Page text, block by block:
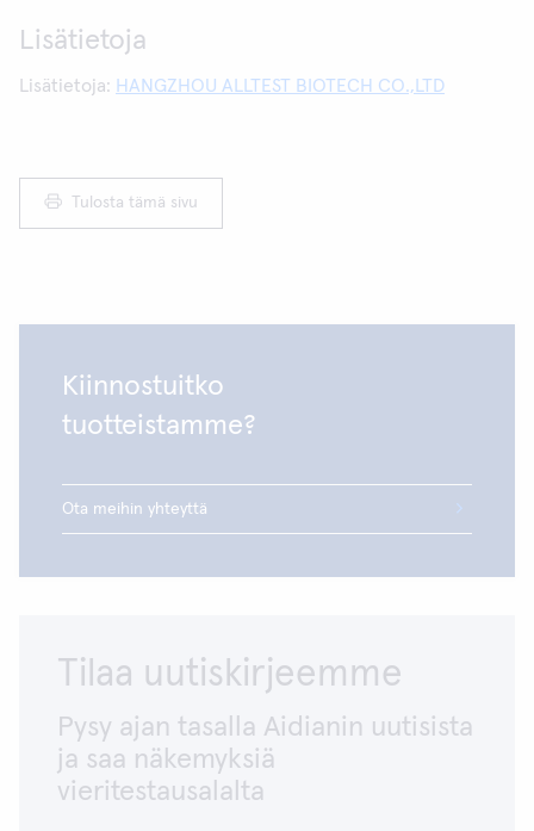
Lisätietoja
Lisätietoja: HANGZHOU ALLTEST BIOTECH CO.,LTD
Tulosta tämä sivu
Kiinnostuitko
tuotteistamme?
Ota meihin yhteyttä
Tilaa uutiskirjeemme
Pysy ajan tasalla Aidianin uutisista
ja saa näkemyksiä
vieritestausalalta